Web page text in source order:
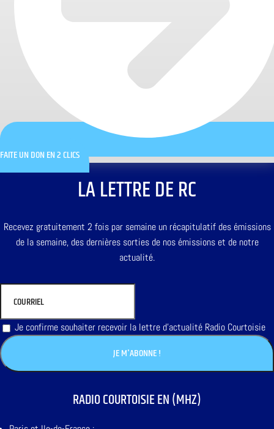
FAITE UN DON EN 2 CLICS
LA LETTRE DE RC
Recevez gratuitement 2 fois par semaine un récapitulatif des émissions
de la semaine, des dernières sorties de nos émissions et de notre
actualité.
Je confirme souhaiter recevoir la lettre d'actualité Radio Courtoisie
RADIO COURTOISIE EN (MHZ)